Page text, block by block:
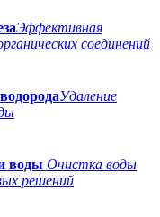
Эффективная
соединений
Удаление
воды Очистка воды
решений